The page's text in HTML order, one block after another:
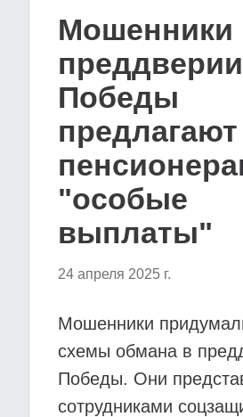
Мошенники
Победы
предлагают
"особые
выплаты"
24 апреля 2025 г.
Мошенники
схемы обмана в
Победы. Они
сотрудниками